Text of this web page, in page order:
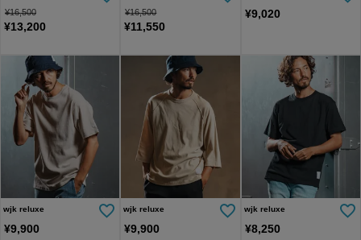
¥16,500
¥13,200
¥16,500
¥11,550
¥9,020
wjk reluxe
¥9,900
wjk reluxe
¥9,900
wjk reluxe
¥8,250